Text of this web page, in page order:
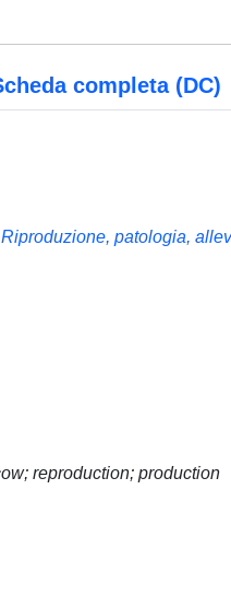
completa (DC)
patologia,
reproduction; production